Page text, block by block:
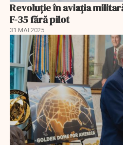
Revoluție în aviația
F-35 fără pilot
31 MAI 2025